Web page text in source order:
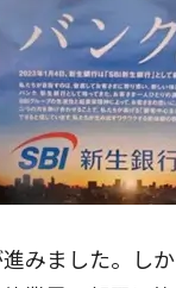
みました。し